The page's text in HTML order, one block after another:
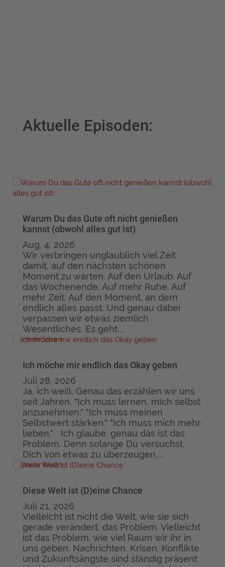
Aktuelle Episoden:
Warum Du das Gute oft nicht genießen
kannst (obwohl alles gut ist)
Aug. 4, 2026
Wir verbringen unglaublich viel Zeit
damit, auf den nächsten schönen
Moment zu warten. Auf den Urlaub. Auf
das Wochenende. Auf mehr Ruhe. Auf
mehr Zeit. Auf den Moment, an dem
endlich alles passt. Und genau dabei
verpassen wir etwas ziemlich
Wesentliches. Es geht...
mehr lesen
Ich möche mir endlich das Okay geben
Juli 28, 2026
Ja, ich weiß. Genau das erzählen wir uns
seit Jahren. "Ich muss lernen, mich selbst
anzunehmen." "Ich muss meinen
Selbstwert stärken." "Ich muss mich mehr
lieben." Ich glaube, genau das ist das
Problem. Denn solange Du versuchst,
Dich von etwas zu überzeugen,...
mehr lesen
Diese Welt ist (D)eine Chance
Juli 21, 2026
Vielleicht ist nicht die Welt, wie sie sich
gerade verändert, das Problem. Vielleicht
ist das Problem, wie viel Raum wir ihr in
uns geben. Nachrichten, Krisen, Konflikte
und Zukunftsängste sind ständig präsent.